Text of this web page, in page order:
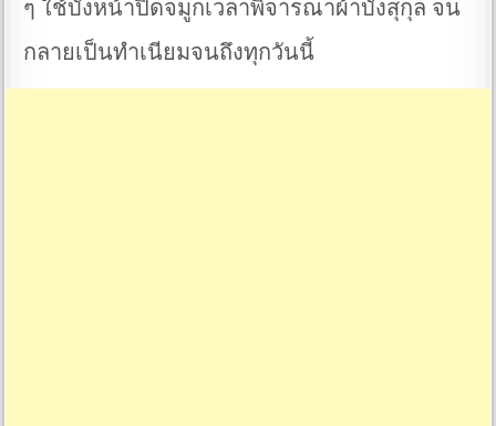
ๆ ใช้บังหน้าปิดจมูกเวลาพิจารณาผ้าบังสุกุล จน
กลายเป็นทำเนียมจนถึงทุกวันนี้